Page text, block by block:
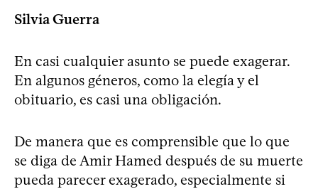
Silvia Guerra
En casi cualquier asunto se puede exagerar.
En algunos géneros, como la elegía y el
obituario, es casi una obligación.
De manera que es comprensible que lo que
se diga de Amir Hamed después de su muerte
pueda parecer exagerado, especialmente si